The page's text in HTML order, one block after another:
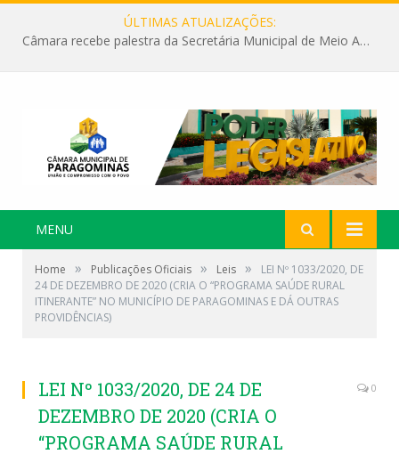
ÚLTIMAS ATUALIZAÇÕES:
Câmara recebe palestra da Secretária Municipal de Meio Ambiente sobre as ações da “SEMANA DO MEIO AMBIENTE”
MENU
Home » Publicações Oficiais » Leis »
LEI Nº 1033/2020, DE
24 DE DEZEMBRO DE 2020 (CRIA O “PROGRAMA SAÚDE RURAL
ITINERANTE” NO MUNICÍPIO DE PARAGOMINAS E DÁ OUTRAS
PROVIDÊNCIAS)
LEI Nº 1033/2020, DE 24 DE
DEZEMBRO DE 2020 (CRIA O
“PROGRAMA SAÚDE RURAL
0